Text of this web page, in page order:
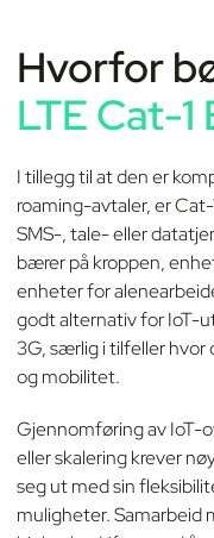
Hvorfor
LTE Cat-1
I tillegg til at den er
roaming-avtaler, er
SMS-, tale- eller
bærer på kroppen,
enheter for
godt alternativ for IoT-
3G, særlig i tilfeller hvor
og mobilitet.
Gjennomføring av IoT-
eller skalering krever
seg ut med sin
muligheter. Samarbeid